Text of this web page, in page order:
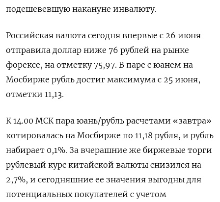
подешевевшую накануне инвалюту.
Российская валюта сегодня впервые с 26 июня
отправила доллар ниже 76 ‌рублей на рынке
форексе, на отметку 75,97. В паре с юанем на
Мосбирже рубль достиг максимума с 25 июня,
отметки 11,13.
К 14.00 МСК пара юань/рубль расчетами «завтра»
котировалась на Мосбирже по 11,18 рубля, и рубль
набирает 0,1%. За вчерашние же биржевые торги
рублевый ​курс китайской валюты снизился на
2,7%, и сегодняшние ​ее значения выгодны для
потенциальных покупателей с ​учетом